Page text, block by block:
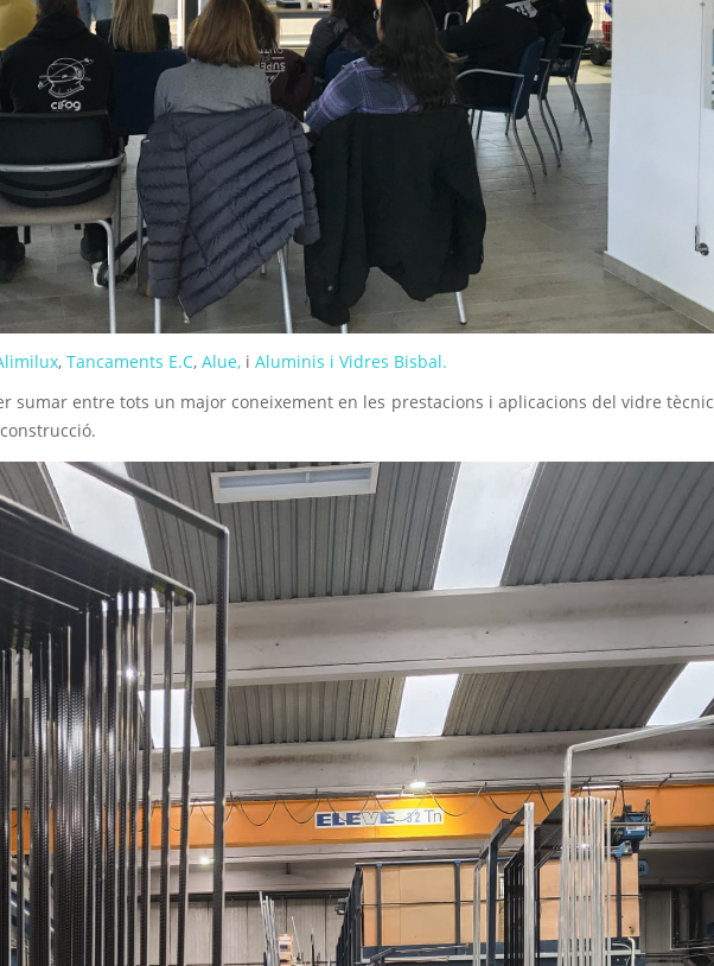
, Tancaments E.C, Alue, i Aluminis i Vidres Bisbal.
sumar entre tots un major coneixement en les prestacions i aplicacions del vidre tècnic